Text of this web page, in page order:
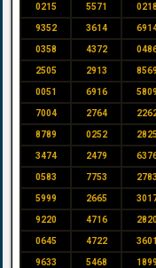
0215 5571 0218
9352 3614
0358 4372
2505 2913 8569
0051 6916 5809
7004 2764
8789 0252
3474 2479
0583 7753 2783
5999 2665
9220 4716 2820
0645 4722 3601
9633 5468 1899